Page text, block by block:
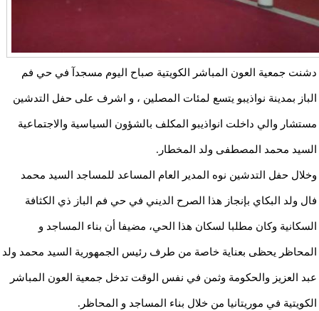
دشنت جمعية العون المباشر الكويتية صباح اليوم مسجدآ في حي فم
الباز بمدينة نواذيبو يتسع لمئات المصلين ، و اشرف على حفل التدشين
مستشار والي داخلت انواذيبو المكلف بالشؤون السياسية والاجتماعية
السيد محمد المصطفى ولد المخطار.
وخلال حفل التدشين نوه المدير العام المساعد للمساجد السيد محمد
فال ولد البكاي بإنجاز هذا الصرح الديني في حي فم الباز ذي الكثافة
السكانية وكان مطلبا لسكان هذا الحي، مضيفا أن بناء المساجد و
المحاظر يحظى بعناية خاصة من طرف رئيس الجمهورية السيد محمد ولد
عبد العزيز والحكومة وثمن في نفس الوقت تدخل جمعية العون المباشر
الكويتية في موريتانيا من خلال بناء المساجد و المحاظر.